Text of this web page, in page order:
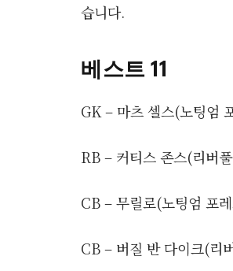
습니다.
베스트 11
GK – 마츠 셀스(노팅엄
RB – 커티스 존스(리버
CB – 무릴로(노팅엄 포
CB – 버질 반 다이크(리